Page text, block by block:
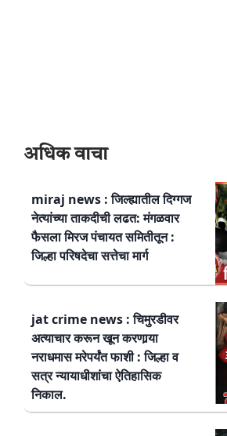
अधिक वाचा
miraj news : जिल्ह्यातील दिग्गज
नेत्यांच्या ताकदीची लढत: मंगळवार
फैसला मिरज पंचायत समितीतून :
जिल्हा परिषदेचा सत्तेचा मार्ग
jat crime news : चिमुरडीवर
अत्याचार करून खून करणार्‍या
नराधमास मरेपर्यंत फाशी : जिल्हा व
सत्र न्यायाधीशांचा ऐतिहासिक
निकाल.